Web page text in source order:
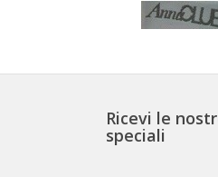
Ricevi le
speciali